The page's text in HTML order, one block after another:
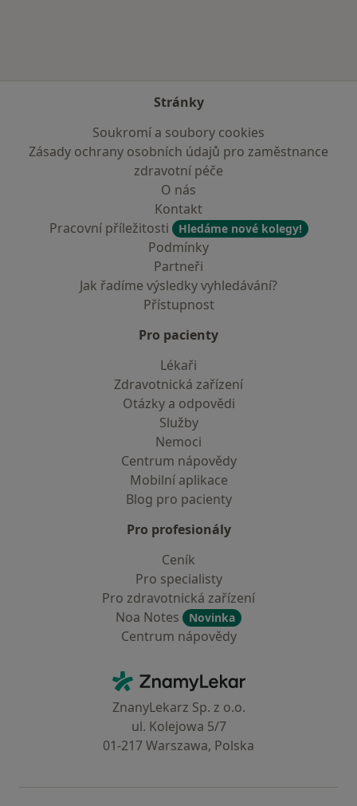
Stránky
Soukromí a soubory cookies
Zásady ochrany osobních údajů pro zaměstnance
zdravotní péče
O nás
Kontakt
Pracovní příležitosti
Hledáme nové kolegy!
Podmínky
Partneři
Jak řadíme výsledky vyhledávání?
Přístupnost
Pro pacienty
Lékaři
Zdravotnická zařízení
Otázky a odpovědi
Služby
Nemoci
Centrum nápovědy
Mobilní aplikace
Blog pro pacienty
Pro profesionály
Ceník
Pro specialisty
Pro zdravotnická zařízení
Noa Notes
Novinka
Centrum nápovědy
ZnamyLekar - Hlavní stránka
ZnanyLekarz Sp. z o.o.
ul. Kolejowa 5/7
01-217 Warszawa, Polska